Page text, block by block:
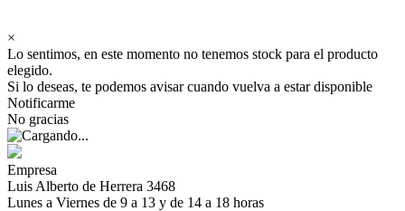
×
Lo sentimos, en este momento no tenemos stock para el producto
elegido.
Si lo deseas, te podemos avisar cuando vuelva a estar disponible
Notificarme
No gracias
Empresa
Luis Alberto de Herrera 3468
Lunes a Viernes de 9 a 13 y de 14 a 18 horas